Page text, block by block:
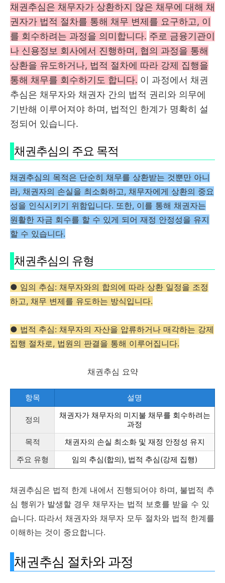
채권추심은 채무자가 상환하지 않은 채무에 대해 채
권자가 법적 절차를 통해 채무 변제를 요구하고, 이
를 회수하려는 과정을 의미합니다. 주로 금융기관이
나 신용정보 회사에서 진행하며, 협의 과정을 통해
상환을 유도하거나, 법적 절차에 따라 강제 집행을
통해 채무를 회수하기도 합니다. 이 과정에서 채권
추심은 채무자와 채권자 간의 법적 권리와 의무에
기반해 이루어져야 하며, 법적인 한계가 명확히 설
정되어 있습니다​.
채권추심의 주요 목적
채권추심의 목적은 단순히 채무를 상환받는 것뿐만 아니
라, 채권자의 손실을 최소화하고, 채무자에게 상환의 중요
성을 인식시키기 위함입니다. 또한, 이를 통해 채권자는
원활한 자금 회수를 할 수 있게 되어 재정 안정성을 유지
할 수 있습니다​.
채권추심의 유형
● 임의 추심: 채무자와의 합의에 따라 상환 일정을 조정
하고, 채무 변제를 유도하는 방식입니다.
● 법적 추심: 채무자의 자산을 압류하거나 매각하는 강제
집행 절차로, 법원의 판결을 통해 이루어집니다.
채권추심 요약
항목 설명
정의
채권자가 채무자의 미지불 채무를 회수하려는
과정
목적
채권자의 손실 최소화 및 재정 안정성 유지
주요 유형
임의 추심(합의), 법적 추심(강제 집행)
채권추심은 법적 한계 내에서 진행되어야 하며, 불법적 추
심 행위가 발생할 경우 채무자는 법적 보호를 받을 수 있
습니다. 따라서 채권자와 채무자 모두 절차와 법적 한계를
이해하는 것이 중요합니다.
채권추심 절차와 과정